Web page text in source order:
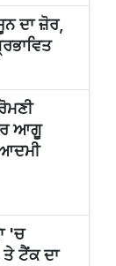
ਦਾ ਜ਼ੋਰ,
ਆਗੂ
'ਚ
ਟੈਂਕ ਦਾ